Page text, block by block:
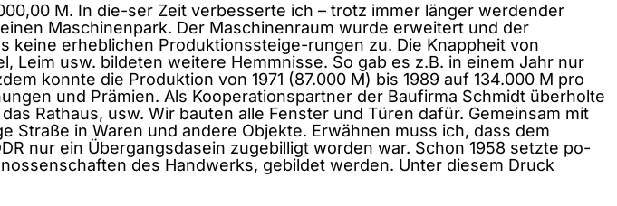
M. In die-ser Zeit verbesserte ich – trotz immer länger werdender
Maschinenpark. Der Maschinenraum wurde erweitert und der
keine erheblichen Produktionssteige-rungen zu. Die Knappheit von
usw. bildeten weitere Hemmnisse. So gab es z.B. in einem Jahr nur
konnte die Produktion von 1971 (87.000 M) bis 1989 auf 134.000 M pro
und Prämien. Als Kooperationspartner der Baufirma Schmidt überholte
Rathaus, usw. Wir bauten alle Fenster und Türen dafür. Gemeinsam mit
Straße in Waren und andere Objekte. Erwähnen muss ich, dass dem
nur ein Übergangsdasein zugebilligt worden war. Schon 1958 setzte po-
des Handwerks, gebildet werden. Unter diesem Druck